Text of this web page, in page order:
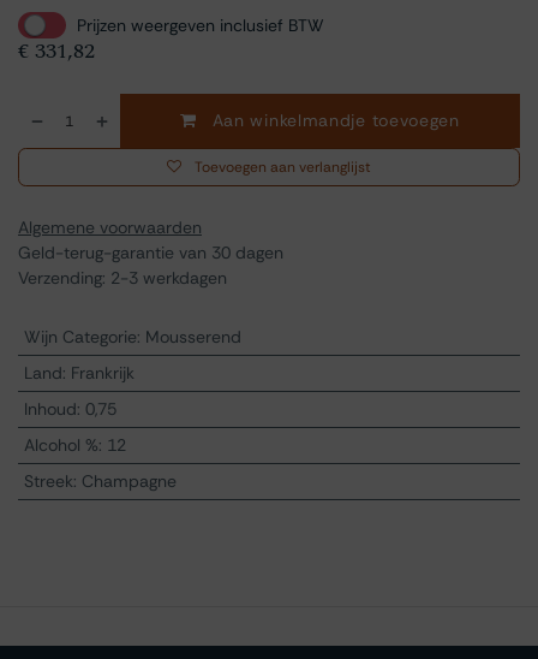
Prijzen weergeven inclusief BTW
€ 331,82
Aan winkelmandje toevoegen
Toevoegen aan verlanglijst
Algemene voorwaarden
Geld-terug-garantie van 30 dagen
Verzending: 2-3 werkdagen
Wijn Categorie: Mousserend
Land: Frankrijk
Inhoud: 0,75
Alcohol %: 12
Streek: Champagne